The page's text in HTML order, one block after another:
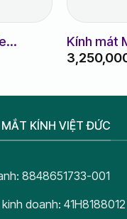
Kính mát
MK
KÍNH VIỆT ĐỨC
8848651733-001
doanh: 41H8188012